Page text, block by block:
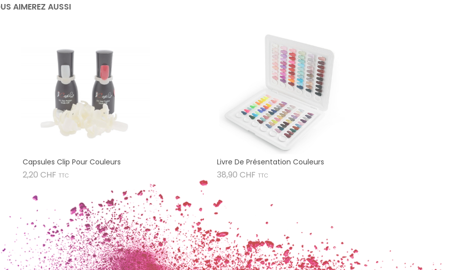
AIMEREZ AUSSI
Capsules Clip Pour Couleurs
2,20 CHF Prix
TTC
Livre De Présentation Couleurs
38,90 CHF Prix
TTC